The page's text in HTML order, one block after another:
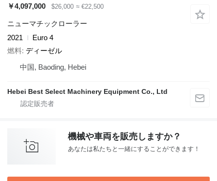
￥4,097,000
$26,000 ≈ €22,500
ニューマチックローラー
2021
Euro 4
燃料 ディーゼル
中国, Baoding, Hebei
Hebei Best Select Machinery Equipment Co., Ltd
機械や車両を販売しますか？
あなたは私たちと一緒にすることができます！